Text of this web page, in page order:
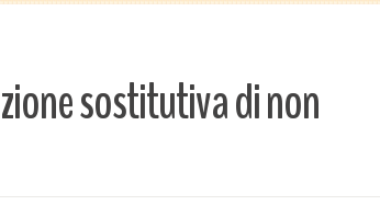
sostitutiva di non